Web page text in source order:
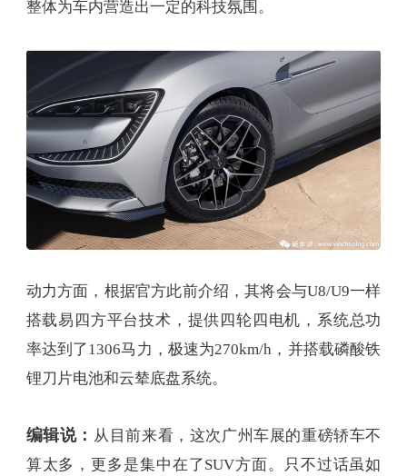
整体为车内营造出一定的科技氛围。
动力方面，根据官方此前介绍，其将会与U8/U9一样
搭载易四方平台技术，提供四轮四电机，系统总功
率达到了1306马力，极速为270km/h，并搭载磷酸铁
锂刀片电池和云辇底盘系统。
编辑说： 从目前来看，这次广州车展的重磅轿车不
算太多，更多是集中在了SUV方面。只不过话虽如